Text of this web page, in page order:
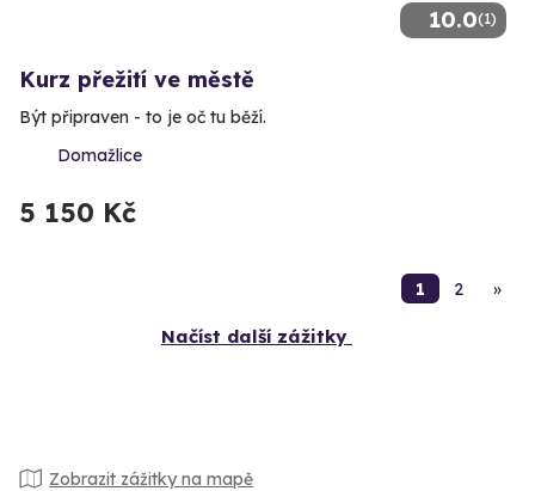
10.0(1)
Kurz přežití ve městě
Být připraven - to je oč tu běží.
Domažlice
5 150 Kč
1 2 »
Načíst další zážitky
Zobrazit zážitky na mapě